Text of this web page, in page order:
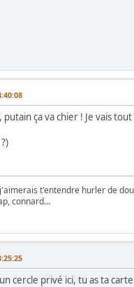
putain ça va chier ! Je vais
t'entendre hurler de
connard...
cercle privé ici, tu as ta